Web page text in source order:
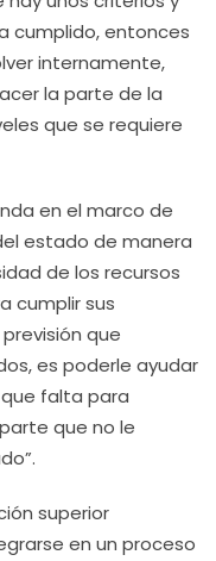
cumplido, entonces
internamente,
la parte de la
que se requiere
en el marco de
estado de manera
de los recursos
cumplir sus
que
es poderle ayudar
falta para
que no le
superior
en un proceso